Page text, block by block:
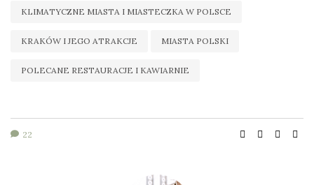
KLIMATYCZNE MIASTA I MIASTECZKA W POLSCE
KRAKÓW I JEGO ATRAKCJE MIASTA POLSKI
POLECANE RESTAURACJE I KAWIARNIE
22